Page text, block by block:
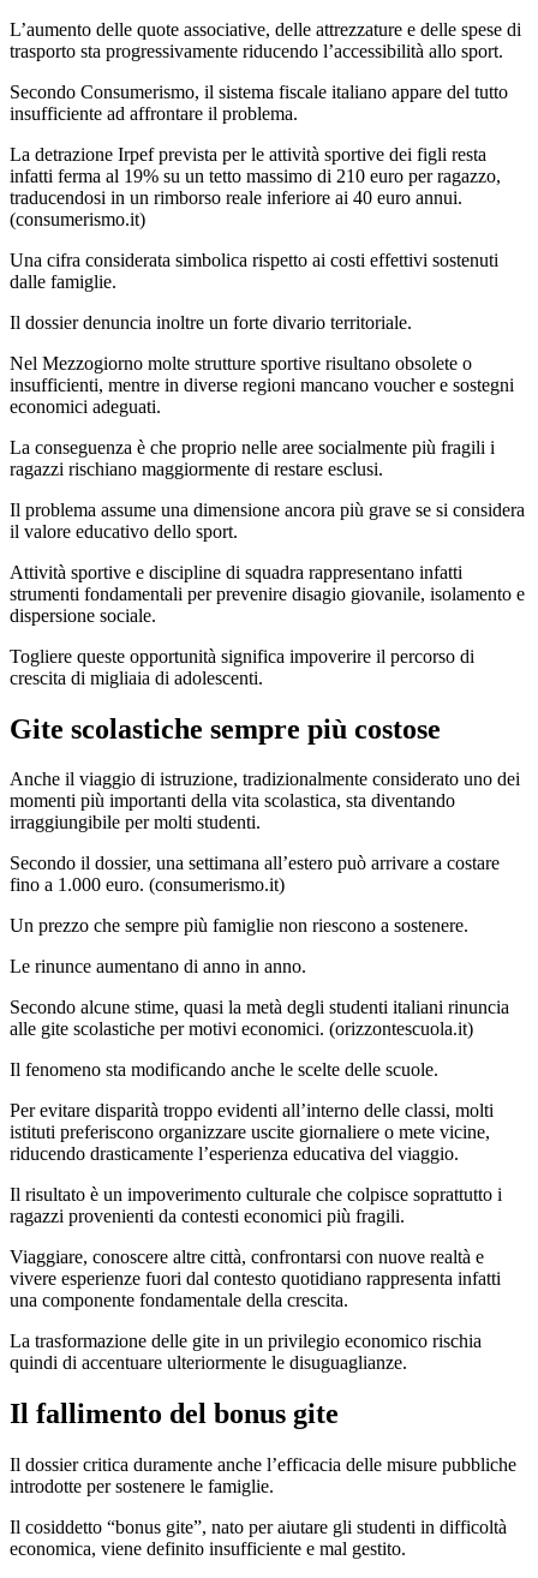
L’aumento delle quote associative, delle attrezzature e delle spese di
trasporto sta progressivamente riducendo l’accessibilità allo sport.
Secondo Consumerismo, il sistema fiscale italiano appare del tutto
insufficiente ad affrontare il problema.
La detrazione Irpef prevista per le attività sportive dei figli resta
infatti ferma al 19% su un tetto massimo di 210 euro per ragazzo,
traducendosi in un rimborso reale inferiore ai 40 euro annui.
(consumerismo.it)
Una cifra considerata simbolica rispetto ai costi effettivi sostenuti
dalle famiglie.
Il dossier denuncia inoltre un forte divario territoriale.
Nel Mezzogiorno molte strutture sportive risultano obsolete o
insufficienti, mentre in diverse regioni mancano voucher e sostegni
economici adeguati.
La conseguenza è che proprio nelle aree socialmente più fragili i
ragazzi rischiano maggiormente di restare esclusi.
Il problema assume una dimensione ancora più grave se si considera
il valore educativo dello sport.
Attività sportive e discipline di squadra rappresentano infatti
strumenti fondamentali per prevenire disagio giovanile, isolamento e
dispersione sociale.
Togliere queste opportunità significa impoverire il percorso di
crescita di migliaia di adolescenti.
Gite scolastiche sempre più costose
Anche il viaggio di istruzione, tradizionalmente considerato uno dei
momenti più importanti della vita scolastica, sta diventando
irraggiungibile per molti studenti.
Secondo il dossier, una settimana all’estero può arrivare a costare
fino a 1.000 euro. (consumerismo.it)
Un prezzo che sempre più famiglie non riescono a sostenere.
Le rinunce aumentano di anno in anno.
Secondo alcune stime, quasi la metà degli studenti italiani rinuncia
alle gite scolastiche per motivi economici. (orizzontescuola.it)
Il fenomeno sta modificando anche le scelte delle scuole.
Per evitare disparità troppo evidenti all’interno delle classi, molti
istituti preferiscono organizzare uscite giornaliere o mete vicine,
riducendo drasticamente l’esperienza educativa del viaggio.
Il risultato è un impoverimento culturale che colpisce soprattutto i
ragazzi provenienti da contesti economici più fragili.
Viaggiare, conoscere altre città, confrontarsi con nuove realtà e
vivere esperienze fuori dal contesto quotidiano rappresenta infatti
una componente fondamentale della crescita.
La trasformazione delle gite in un privilegio economico rischia
quindi di accentuare ulteriormente le disuguaglianze.
Il fallimento del bonus gite
Il dossier critica duramente anche l’efficacia delle misure pubbliche
introdotte per sostenere le famiglie.
Il cosiddetto “bonus gite”, nato per aiutare gli studenti in difficoltà
economica, viene definito insufficiente e mal gestito.